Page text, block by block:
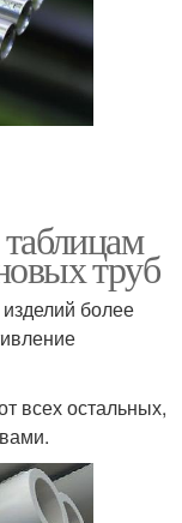
труб
более
всех остальных,